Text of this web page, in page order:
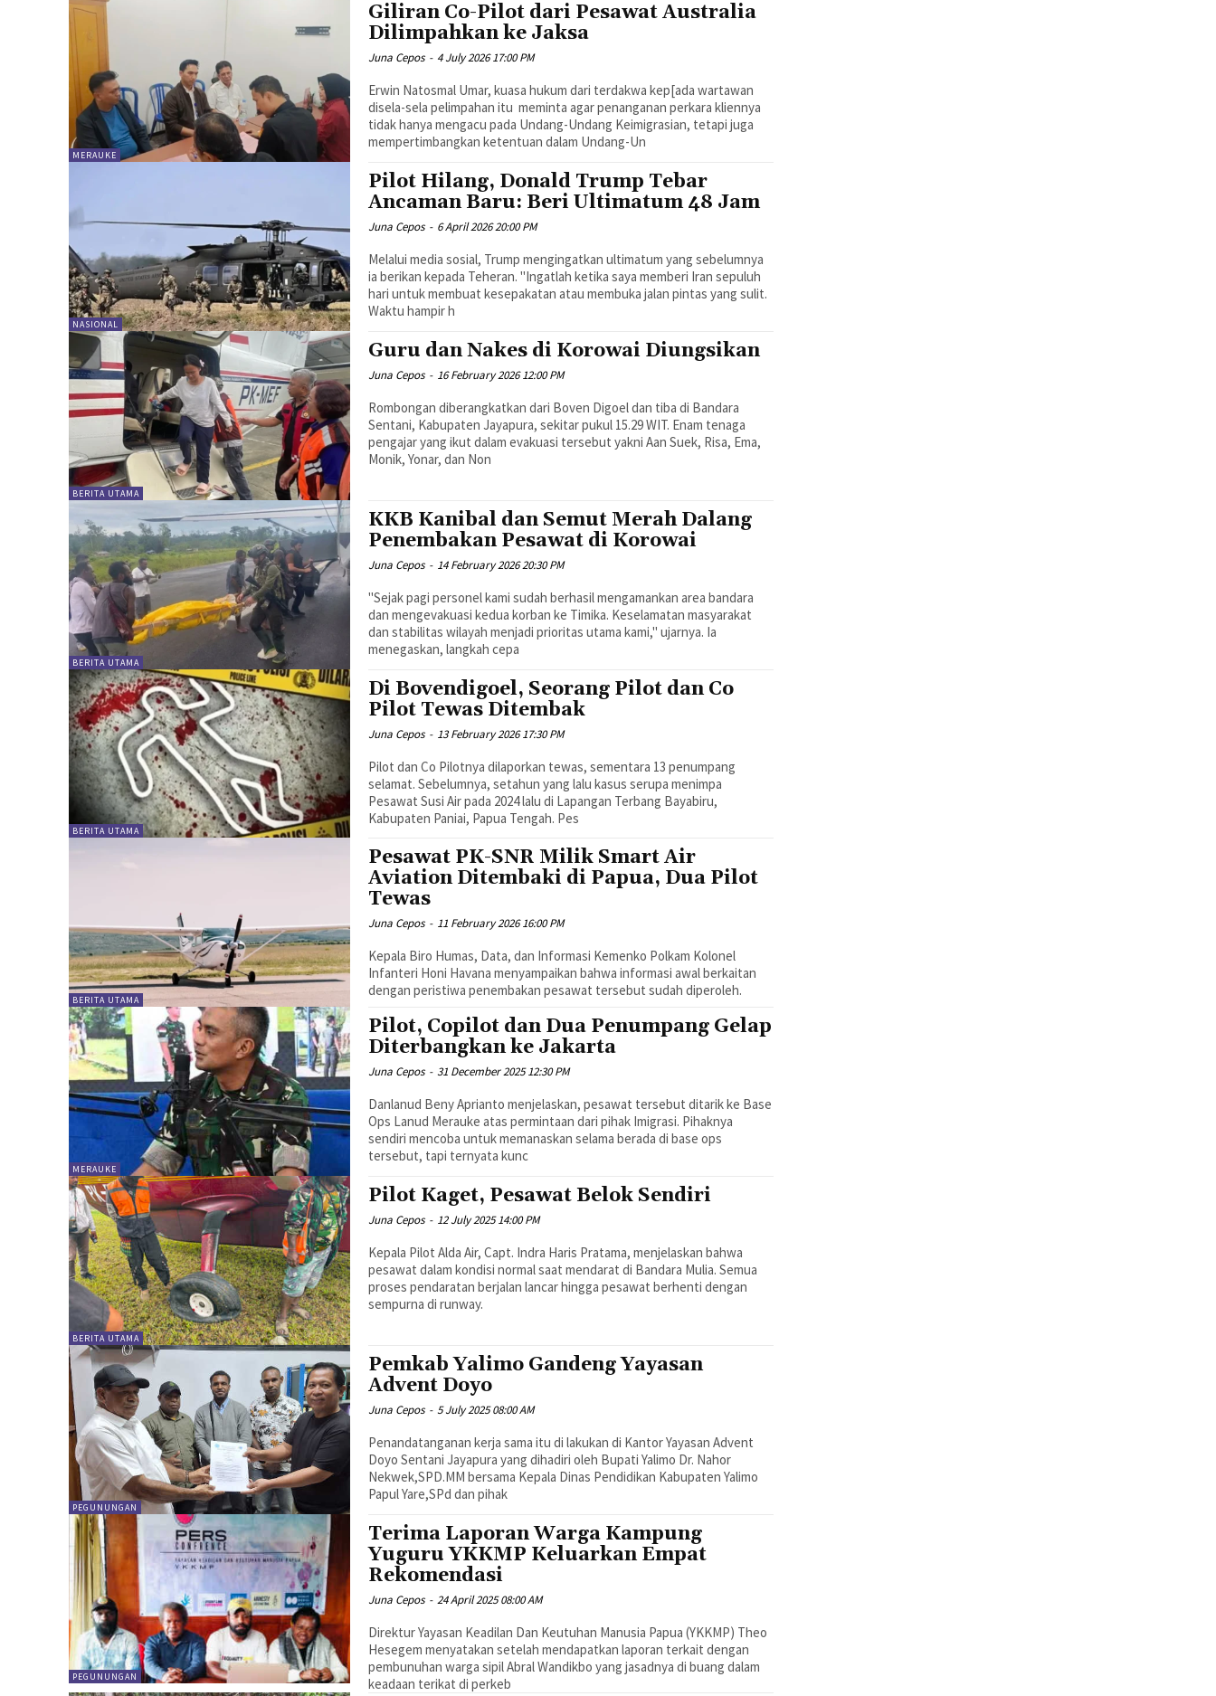
MERAUKE
Giliran Co-Pilot dari Pesawat Australia
Dilimpahkan ke Jaksa
Juna Cepos - 4 July 2026 17:00 PM
Erwin Natosmal Umar, kuasa hukum dari terdakwa kep[ada wartawan
disela-sela pelimpahan itu meminta agar penanganan perkara kliennya
tidak hanya mengacu pada Undang-Undang Keimigrasian, tetapi juga
mempertimbangkan ketentuan dalam Undang-Un
NASIONAL
Pilot Hilang, Donald Trump Tebar
Ancaman Baru: Beri Ultimatum 48 Jam
Juna Cepos - 6 April 2026 20:00 PM
Melalui media sosial, Trump mengingatkan ultimatum yang sebelumnya
ia berikan kepada Teheran. "Ingatlah ketika saya memberi Iran sepuluh
hari untuk membuat kesepakatan atau membuka jalan pintas yang sulit.
Waktu hampir h
BERITA UTAMA
Guru dan Nakes di Korowai Diungsikan
Juna Cepos - 16 February 2026 12:00 PM
Rombongan diberangkatkan dari Boven Digoel dan tiba di Bandara
Sentani, Kabupaten Jayapura, sekitar pukul 15.29 WIT. Enam tenaga
pengajar yang ikut dalam evakuasi tersebut yakni Aan Suek, Risa, Ema,
Monik, Yonar, dan Non
BERITA UTAMA
KKB Kanibal dan Semut Merah Dalang
Penembakan Pesawat di Korowai
Juna Cepos - 14 February 2026 20:30 PM
"Sejak pagi personel kami sudah berhasil mengamankan area bandara
dan mengevakuasi kedua korban ke Timika. Keselamatan masyarakat
dan stabilitas wilayah menjadi prioritas utama kami," ujarnya. Ia
menegaskan, langkah cepa
BERITA UTAMA
Di Bovendigoel, Seorang Pilot dan Co
Pilot Tewas Ditembak
Juna Cepos - 13 February 2026 17:30 PM
Pilot dan Co Pilotnya dilaporkan tewas, sementara 13 penumpang
selamat. Sebelumnya, setahun yang lalu kasus serupa menimpa
Pesawat Susi Air pada 2024 lalu di Lapangan Terbang Bayabiru,
Kabupaten Paniai, Papua Tengah. Pes
BERITA UTAMA
Pesawat PK-SNR Milik Smart Air
Aviation Ditembaki di Papua, Dua Pilot
Tewas
Juna Cepos - 11 February 2026 16:00 PM
Kepala Biro Humas, Data, dan Informasi Kemenko Polkam Kolonel
Infanteri Honi Havana menyampaikan bahwa informasi awal berkaitan
dengan peristiwa penembakan pesawat tersebut sudah diperoleh.
MERAUKE
Pilot, Copilot dan Dua Penumpang Gelap
Diterbangkan ke Jakarta
Juna Cepos - 31 December 2025 12:30 PM
Danlanud Beny Aprianto menjelaskan, pesawat tersebut ditarik ke Base
Ops Lanud Merauke atas permintaan dari pihak Imigrasi. Pihaknya
sendiri mencoba untuk memanaskan selama berada di base ops
tersebut, tapi ternyata kunc
BERITA UTAMA
Pilot Kaget, Pesawat Belok Sendiri
Juna Cepos - 12 July 2025 14:00 PM
Kepala Pilot Alda Air, Capt. Indra Haris Pratama, menjelaskan bahwa
pesawat dalam kondisi normal saat mendarat di Bandara Mulia. Semua
proses pendaratan berjalan lancar hingga pesawat berhenti dengan
sempurna di runway.
PEGUNUNGAN
Pemkab Yalimo Gandeng Yayasan
Advent Doyo
Juna Cepos - 5 July 2025 08:00 AM
Penandatanganan kerja sama itu di lakukan di Kantor Yayasan Advent
Doyo Sentani Jayapura yang dihadiri oleh Bupati Yalimo Dr. Nahor
Nekwek,SPD.MM bersama Kepala Dinas Pendidikan Kabupaten Yalimo
Papul Yare,SPd dan pihak
PEGUNUNGAN
Terima Laporan Warga Kampung
Yuguru YKKMP Keluarkan Empat
Rekomendasi
Juna Cepos - 24 April 2025 08:00 AM
Direktur Yayasan Keadilan Dan Keutuhan Manusia Papua (YKKMP) Theo
Hesegem menyatakan setelah mendapatkan laporan terkait dengan
pembunuhan warga sipil Abral Wandikbo yang jasadnya di buang dalam
keadaan terikat di perkeb